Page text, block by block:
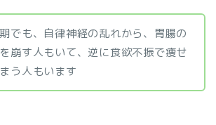
でも、自律神経の乱れから、胃腸の
崩す人もいて、逆に食欲不振で痩せ
う人もいます